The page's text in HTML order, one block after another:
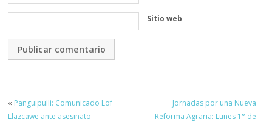
Sitio web
« Panguipulli: Comunicado Lof
Llazcawe ante asesinato
Jornadas por una Nueva
Reforma Agraria: Lunes 1° de